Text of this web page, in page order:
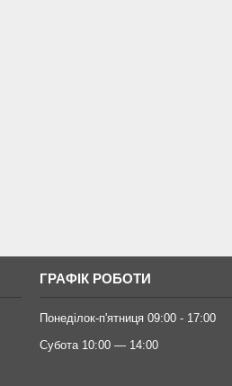
ГРАФІК РОБОТИ
Понеділок-п'ятниця 09:00 - 17:00
Субота 10:00 — 14:00